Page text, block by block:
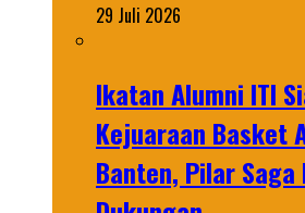
29 Juli 2026
Ikatan Alumni ITI
Kejuaraan Basket
Banten, Pilar